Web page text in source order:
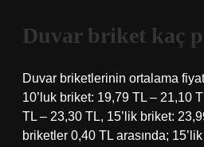
Duvar briket kaç
Duvar briketlerinin ortalama
10’luk briket: 19,79 TL – 21,10
TL – 23,30 TL, 15’lik briket:
briketler 0,40 TL arasında;